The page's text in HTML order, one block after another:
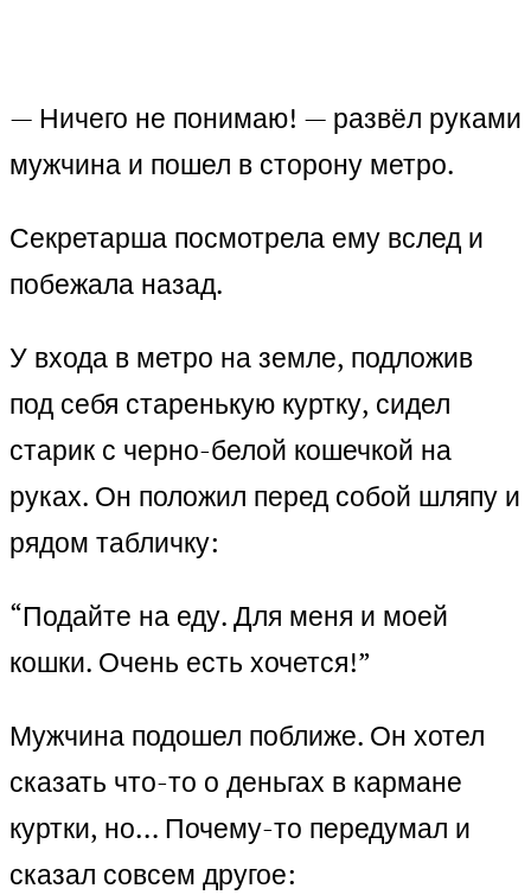
— Ничего не понимаю! — развёл руками
мужчина и пошел в сторону метро.
Секретарша посмотрела ему вслед и
побежала назад.
У входа в метро на земле, подложив
под себя старенькую куртку, сидел
старик с черно-белой кошечкой на
руках. Он положил перед собой шляпу и
рядом табличку:
“Подайте на еду. Для меня и моей
кошки. Очень есть хочется!”
Мужчина подошел поближе. Он хотел
сказать что-то о деньгах в кармане
куртки, но… Почему-то передумал и
сказал совсем другое: